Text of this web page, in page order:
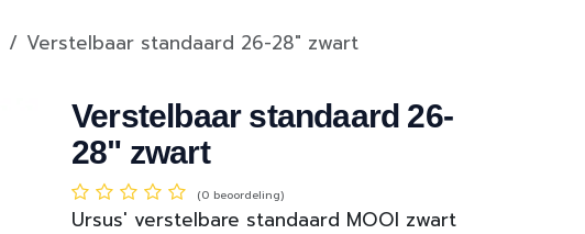
Verstelbaar standaard 26-28" zwart
Verstelbaar standaard 26-
28" zwart
(0 beoordeling)
Ursus' verstelbare standaard MOOI zwart